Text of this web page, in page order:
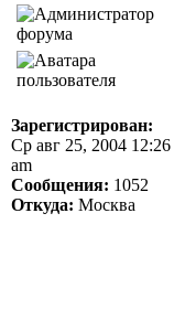
Зарегистрирован:
Ср авг 25, 2004 12:26
am
Сообщения: 1052
Откуда: Москва